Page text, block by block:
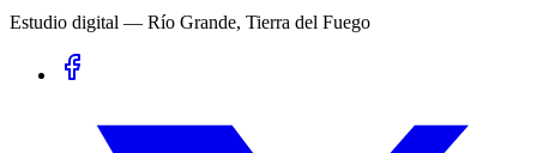
Estudio digital — Río Grande, Tierra del Fuego